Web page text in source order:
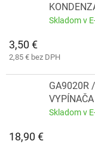
Skladom v
3,50 €
2,85 € bez DPH
GA9020R
Skladom v
18,90 €